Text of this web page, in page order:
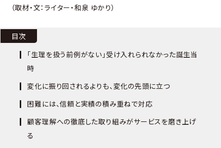
（取材・文：ライター・和泉 ゆかり）
目次
「生理を扱う前例がない」受け入れられなかった誕生当
時
変化に振り回されるよりも、変化の先頭に立つ
困難には、信頼と実績の積み重ねで対応
顧客理解への徹底した取り組みがサービスを磨き上げ
る